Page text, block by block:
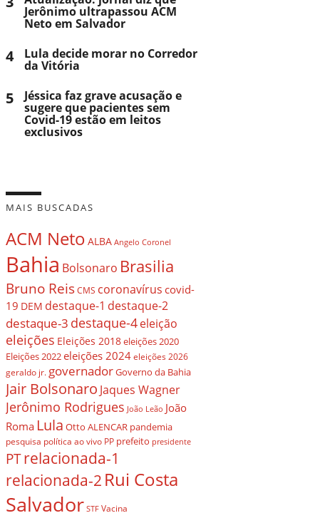
Jerônimo ultrapassou ACM
Neto em Salvador
4 Lula decide morar no Corredor
da Vitória
5 Jéssica faz grave acusação e
sugere que pacientes sem
Covid-19 estão em leitos
exclusivos
MAIS BUSCADAS
ACM Neto ALBA Angelo Coronel
Bahia Bolsonaro Brasilia
Bruno ReisCMS coronavírus covid-
19 DEM destaque-1 destaque-2
destaque-3 destaque-4eleição
eleições Eleições 2018eleições 2020
Eleições 2022eleições 2024 eleições 2026
geraldo jr. governadorGoverno da Bahia
Jair Bolsonaro Jaques Wagner
Jerônimo Rodrigues João Leão João
Roma Lula Otto ALENCAR pandemia
pesquisa política ao vivo PP prefeito presidente
PTrelacionada-1
relacionada-2 Rui Costa
Salvador STF Vacina